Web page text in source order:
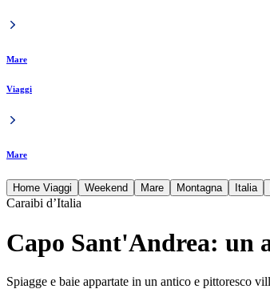
Mare
Viaggi
Mare
Home Viaggi Weekend Mare Montagna Italia
Caraibi d’Italia
Capo Sant'Andrea: un
Spiagge e baie appartate in un antico e pittoresco